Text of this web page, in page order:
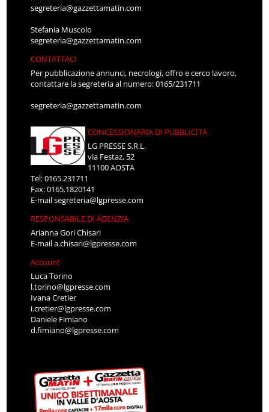
segreteria@gazzettamatin.com
Stefania Muscolo
segreteria@gazzettamatin.com
CONTATTACI
Per pubblicazione annunci, necrologi, offro e cerco lavoro,
contattare la segreteria al numero: 0165/231711
segreteria@gazzettamatin.com
CONCESSIONARIA DI PUBBLICITÀ
LG PRESSE S.R.L.
via Festaz, 52
11100 AOSTA
Tel: 0165.231711
Fax: 0165.1820141
E-mailsegreteria@lgpresse.com
RESPONSABILE DI AGENZIA
Arianna Gori Chisari
E-maila.chisari@lgpresse.com
Account
Luca Torino
l.torino@lgpresse.com
Ivana Cretier
i.cretier@lgpresse.com
Daniele Fimiano
d.fimiano@lgpresse.com